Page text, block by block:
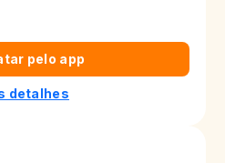
pelo app
detalhes